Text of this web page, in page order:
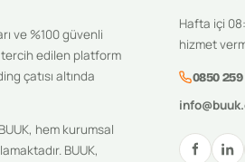
ve %100 güvenli
tercih edilen platform
çatısı altında
hem kurumsal
BUUK,
Hafta içi
hizmet
0850 259